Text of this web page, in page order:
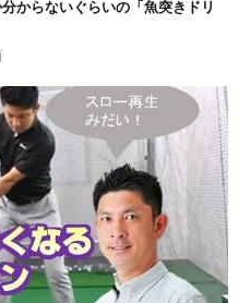
からないぐらいの「魚突きドリ